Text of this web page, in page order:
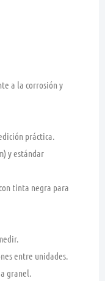
a la corrosión y
práctica.
y estándar
tinta negra para
entre unidades.
granel.